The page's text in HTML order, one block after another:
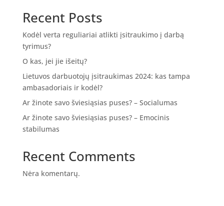
Recent Posts
Kodėl verta reguliariai atlikti įsitraukimo į darbą
tyrimus?
O kas, jei jie išeitų?
Lietuvos darbuotojų įsitraukimas 2024: kas tampa
ambasadoriais ir kodėl?
Ar žinote savo šviesiąsias puses? – Socialumas
Ar žinote savo šviesiąsias puses? – Emocinis
stabilumas
Recent Comments
Nėra komentarų.